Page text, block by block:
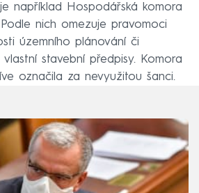
například Hospodářská komora
nich omezuje pravomoci
územního plánování či
stavební předpisy. Komora
označila za nevyužitou šanci.